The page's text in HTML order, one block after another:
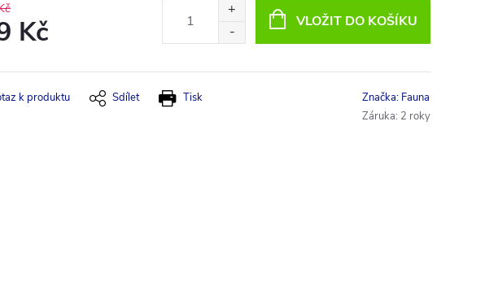
Kč VLOŽIT DO KOŠÍKU
Tisk
k produktu Sdílet Značka: Fauna
Záruka: 2 roky